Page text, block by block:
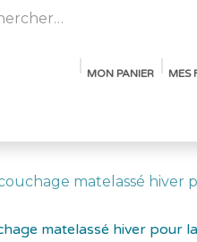
MON PANIER MES
matelassé hiver
matelassé hiver pour